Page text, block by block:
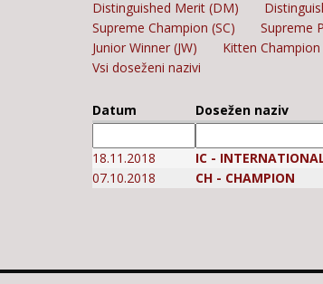
Distinguished Merit (DM)
Supreme Champion (SC)
Supreme
Junior Winner (JW)
Kitten Champion
Vsi doseženi nazivi
Datum Dosežen naziv
18.11.2018 IC -
07.10.2018
CH - CHAMPION